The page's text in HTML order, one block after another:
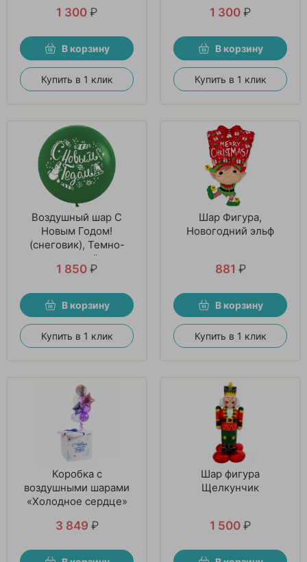
1 300 ₽
В корзину
Купить в 1 клик
1 300 ₽
В корзину
Купить в 1 клик
Воздушный шар С
Новым Годом!
(снеговик), Темно-
зеленый
1 850 ₽
В корзину
Купить в 1 клик
Шар Фигура,
Новогодний эльф
881 ₽
В корзину
Купить в 1 клик
Коробка с
воздушными шарами
«Холодное сердце»
3 849 ₽
Шар фигура
Щелкунчик
1 500 ₽